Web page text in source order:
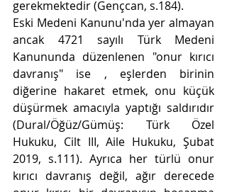
gerekmektedir (Gençcan, s.184).
Eski Medeni Kanunu'nda yer almayan
ancak 4721 sayılı Türk Medeni
Kanununda düzenlenen "onur kırıcı
davranış" ise , eşlerden birinin
diğerine hakaret etmek, onu küçük
düşürmek amacıyla yaptığı saldırıdır
(Dural/Öğüz/Gümüş: Türk Özel
Hukuku, Cilt III, Aile Hukuku, Şubat
2019, s.111). Ayrıca her türlü onur
kırıcı davranış değil, ağır derecede